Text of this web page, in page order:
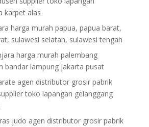
karpet alas
harga murah papua, papua barat,
sulawesi selatan, sulawesi tengah
harga murah palembang
bandar lampung jakarta pusat
agen distributor grosir pabrik
toko lapangan gelanggang
judo agen distributor grosir pabrik